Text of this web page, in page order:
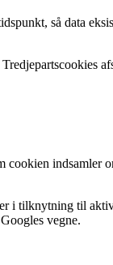
så data
cookien indsamler
i tilknytning til
vegne.